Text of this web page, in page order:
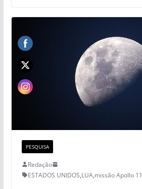
PESQUISA
Redação
ESTADOS UNIDOS,LUA,missão Apollo 11